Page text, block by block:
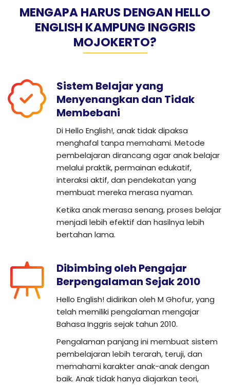
MENGAPA HARUS DENGAN HELLO
ENGLISH KAMPUNG INGGRIS
MOJOKERTO?
Sistem Belajar yang
Menyenangkan dan Tidak
Membebani
Di Hello English!, anak tidak dipaksa
menghafal tanpa memahami. Metode
pembelajaran dirancang agar anak belajar
melalui praktik, permainan edukatif,
interaksi aktif, dan pendekatan yang
membuat mereka merasa nyaman.
Ketika anak merasa senang, proses belajar
menjadi lebih efektif dan hasilnya lebih
bertahan lama.
Dibimbing oleh Pengajar
Berpengalaman Sejak 2010
Hello English! didirikan oleh M Ghofur, yang
telah memiliki pengalaman mengajar
Bahasa Inggris sejak tahun 2010.
Pengalaman panjang ini membuat sistem
pembelajaran lebih terarah, teruji, dan
memahami karakter anak-anak dengan
baik. Anak tidak hanya diajarkan teori,